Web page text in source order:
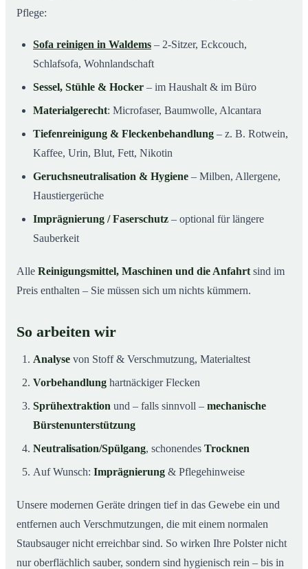
Pflege:
Sofa reinigen in Waldems – 2-Sitzer, Eckcouch,
Schlafsofa, Wohnlandschaft
Sessel, Stühle & Hocker – im Haushalt & im Büro
Materialgerecht: Microfaser, Baumwolle, Alcantara
Tiefenreinigung & Fleckenbehandlung – z. B. Rotwein,
Kaffee, Urin, Blut, Fett, Nikotin
Geruchsneutralisation & Hygiene – Milben, Allergene,
Haustiergerüche
Imprägnierung / Faserschutz – optional für längere
Sauberkeit
Alle Reinigungsmittel, Maschinen und die Anfahrt sind im
Preis enthalten – Sie müssen sich um nichts kümmern.
So arbeiten wir
Analyse von Stoff & Verschmutzung, Materialtest
Vorbehandlung hartnäckiger Flecken
Sprühextraktion und – falls sinnvoll – mechanische
Bürstenunterstützung
Neutralisation/Spülgang, schonendes Trocknen
Auf Wunsch: Imprägnierung & Pflegehinweise
Unsere modernen Geräte dringen tief in das Gewebe ein und
entfernen auch Verschmutzungen, die mit einem normalen
Staubsauger nicht erreichbar sind. So wirken Ihre Polster nicht
nur oberflächlich sauber, sondern sind hygienisch rein – bis in